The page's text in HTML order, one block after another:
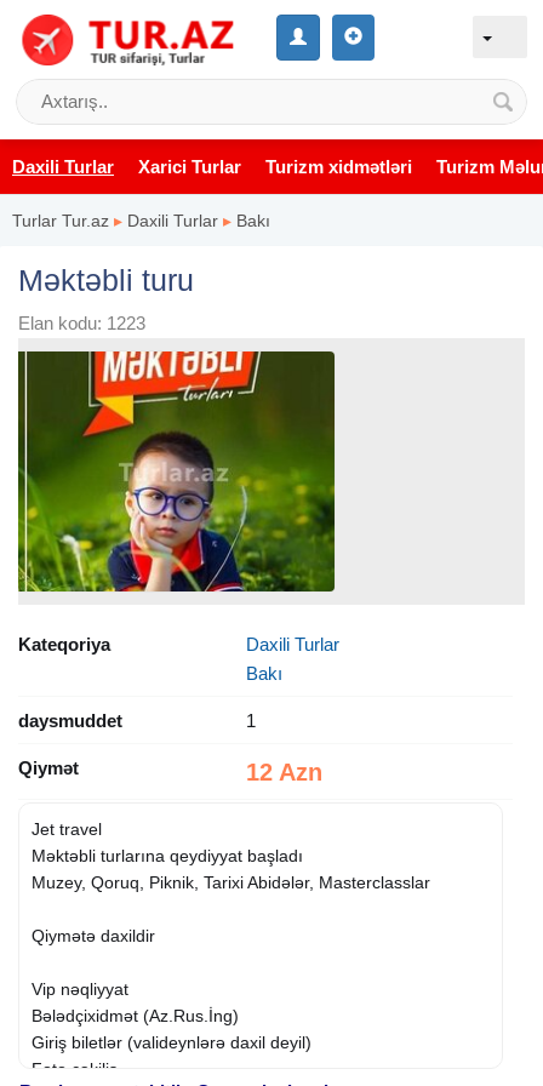
Daxili Turlar Xarici Turlar Turizm xidmətləri Turizm
Turlar Tur.az ▸ Daxili Turlar ▸ Bakı
Məktəbli turu
Elan kodu: 1223
Kateqoriya
Daxili Turlar
Bakı
daysmuddet 1
Qiymət 12 Azn
Jet travel
Mǝktǝbli turlarına qeydiyyat başladı
Muzey, Qoruq, Piknik, Tarixi Abidǝlǝr, Masterclasslar
Qiymǝtǝ daxildir
Vip nǝqliyyat
Bǝlǝdçixidmǝt (Az.Rus.İng)
Giriş biletlǝr (valideynlǝrǝ daxil deyil)
Foto çǝkiliş